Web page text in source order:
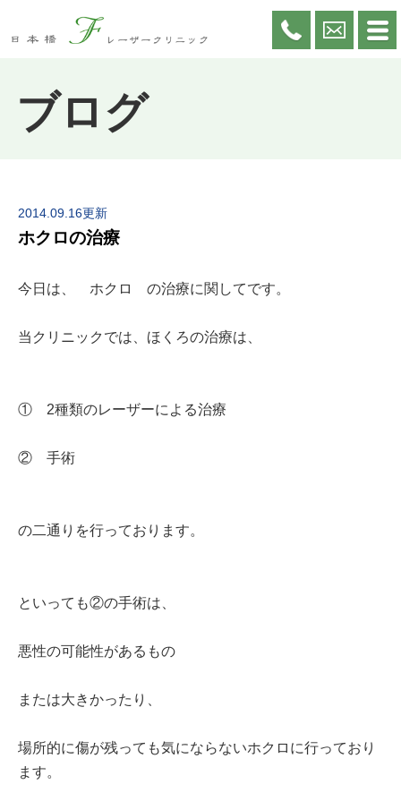
ブログ
2014.09.16更新
ホクロの治療
今日は、 ホクロ の治療に関してです。
当クリニックでは、ほくろの治療は、
① 2種類のレーザーによる治療
② 手術
の二通りを行っております。
といっても②の手術は、
悪性の可能性があるもの
または大きかったり、
場所的に傷が残っても気にならないホクロに行っており
ます。